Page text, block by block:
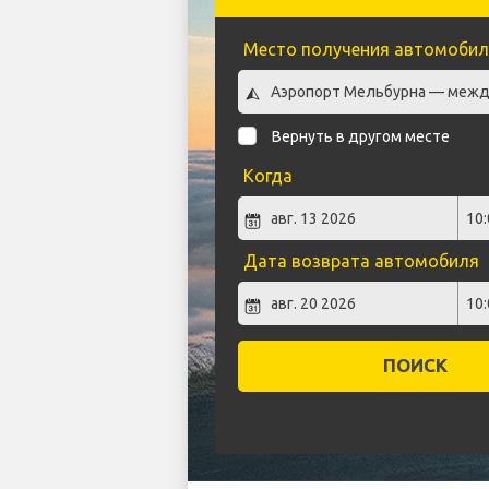
Место получения
Вернуть в другом месте
Когда
Дата возврата автомобиля
ПОИСК